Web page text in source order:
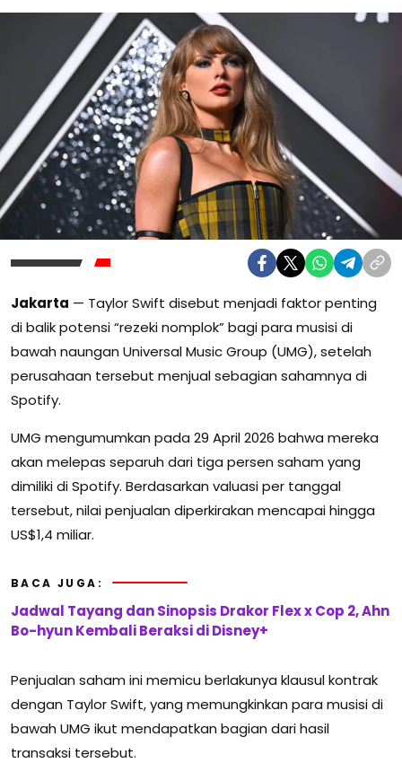
Jakarta — Taylor Swift disebut menjadi faktor penting
di balik potensi “rezeki nomplok” bagi para musisi di
bawah naungan Universal Music Group (UMG), setelah
perusahaan tersebut menjual sebagian sahamnya di
Spotify.
UMG mengumumkan pada 29 April 2026 bahwa mereka
akan melepas separuh dari tiga persen saham yang
dimiliki di Spotify. Berdasarkan valuasi per tanggal
tersebut, nilai penjualan diperkirakan mencapai hingga
US$1,4 miliar.
BACA JUGA:
Jadwal Tayang dan Sinopsis Drakor Flex x Cop 2, Ahn
Bo-hyun Kembali Beraksi di Disney+
Penjualan saham ini memicu berlakunya klausul kontrak
dengan Taylor Swift, yang memungkinkan para musisi di
bawah UMG ikut mendapatkan bagian dari hasil
transaksi tersebut.